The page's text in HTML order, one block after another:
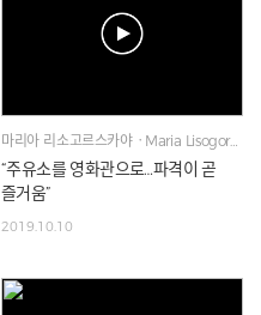
마리아 리소고르스카야ㆍMaria Lisogorskaya
“주유소를 영화관으로…파격이 곧
즐거움”
2019.10.10